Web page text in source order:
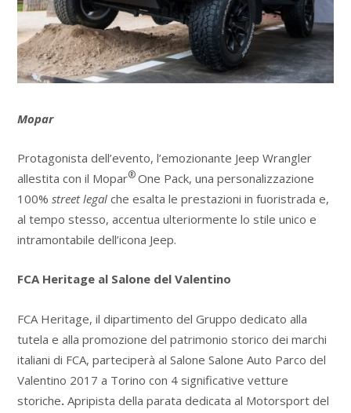
Mopar
Protagonista dell’evento, l’emozionante Jeep Wrangler
allestita con il Mopar®One Pack, una personalizzazione
100% street legalche esalta le prestazioni in fuoristrada e,
al tempo stesso, accentua ulteriormente lo stile unico e
intramontabile dell’icona Jeep.
FCA Heritage al Salone del Valentino
FCA Heritage, il dipartimento del Gruppo dedicato alla
tutela e alla promozione del patrimonio storico dei marchi
italiani di FCA, parteciperà al Salone Salone Auto Parco del
Valentino 2017 a Torino con 4 significative vetture
storiche.Apripista della parata dedicata al Motorsport del